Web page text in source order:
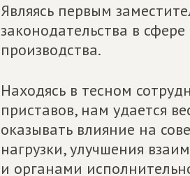
Являясь первым
законодательства в
производства.
Находясь в тесном
приставов, нам удается
оказывать влияние на
нагрузки, улучшения
и органами